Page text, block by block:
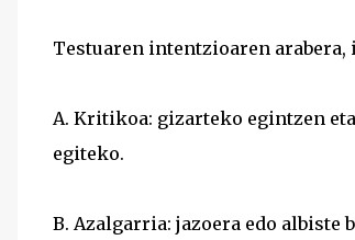
Testuaren intentzioaren
A. Kritikoa: gizarteko egintzen
egiteko.
B. Azalgarria: jazoera edo